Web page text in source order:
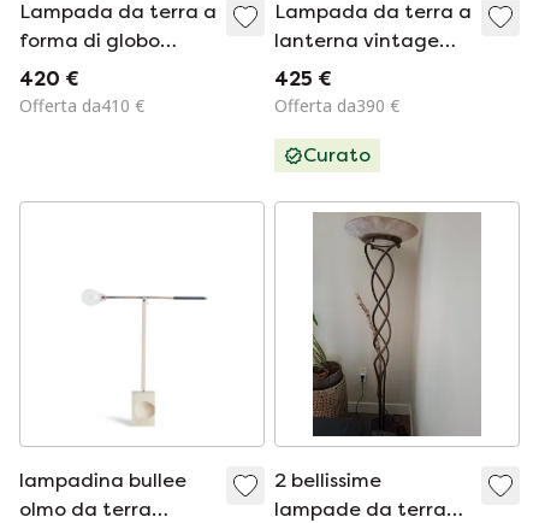
Lampada da terra a
forma di globo
dell'era spaziale
anni '60/'70
420 €
Offerta da410 €
Lampada da terra a
lanterna vintage
anni '70
425 €
Offerta da390 €
Curato
lampadina bullee
olmo da terra
2 bellissime
lampade da terra